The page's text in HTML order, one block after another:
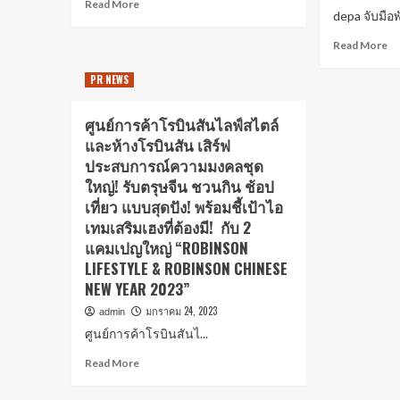
Read More
depa จับมือ
Read More
PR NEWS
ศูนย์การค้าโรบินสันไลฟ์สไตล์
และห้างโรบินสัน เสิร์ฟ
ประสบการณ์ความมงคลชุด
ใหญ่! รับตรุษจีน ชวนกิน ช้อป
เที่ยว แบบสุดปัง! พร้อมชี้เป้าไอ
เทมเสริมเฮงที่ต้องมี! กับ 2
แคมเปญใหญ่ “ROBINSON
LIFESTYLE & ROBINSON CHINESE
NEW YEAR 2023”
admin มกราคม 24, 2023
ศูนย์การค้าโรบินสันไ...
Read More